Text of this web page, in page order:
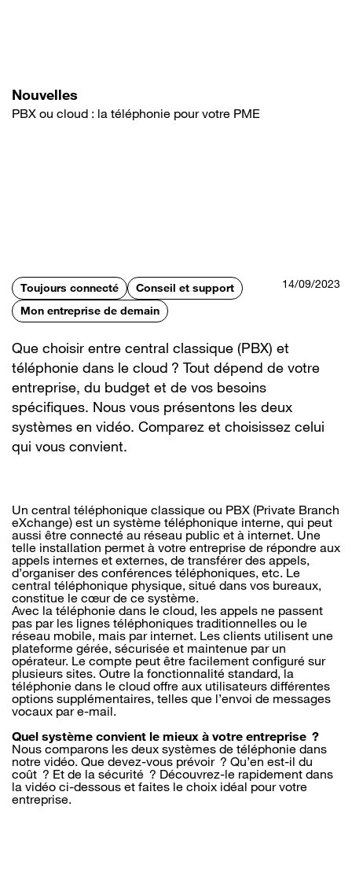
Nouvelles
PBX ou cloud : la téléphonie pour votre PME
Toujours connecté
Conseil et support
Mon entreprise de demain
14/09/2023
Que choisir entre central classique (PBX) et
téléphonie dans le cloud ? Tout dépend de votre
entreprise, du budget et de vos besoins
spécifiques. Nous vous présentons les deux
systèmes en vidéo. Comparez et choisissez celui
qui vous convient.
Un central téléphonique classique ou PBX (Private Branch
eXchange) est un système téléphonique interne, qui peut
aussi être connecté au réseau public et à internet. Une
telle installation permet à votre entreprise de répondre aux
appels internes et externes, de transférer des appels,
d’organiser des conférences téléphoniques, etc. Le
central téléphonique physique, situé dans vos bureaux,
constitue le cœur de ce système.
Avec la téléphonie dans le cloud, les appels ne passent
pas par les lignes téléphoniques traditionnelles ou le
réseau mobile, mais par internet. Les clients utilisent une
plateforme gérée, sécurisée et maintenue par un
opérateur. Le compte peut être facilement configuré sur
plusieurs sites. Outre la fonctionnalité standard, la
téléphonie dans le cloud offre aux utilisateurs différentes
options supplémentaires, telles que l’envoi de messages
vocaux par e-mail.
Quel système convient le mieux à votre entreprise ?
Nous comparons les deux systèmes de téléphonie dans
notre vidéo. Que devez-vous prévoir ? Qu’en est-il du
coût ? Et de la sécurité ? Découvrez-le rapidement dans
la vidéo ci-dessous et faites le choix idéal pour votre
entreprise.